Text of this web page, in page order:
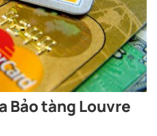
Bảo tàng Louvre